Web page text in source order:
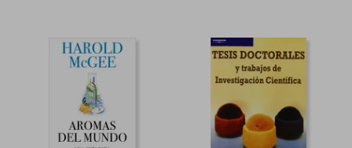
45%
dcto.
45%
dcto.